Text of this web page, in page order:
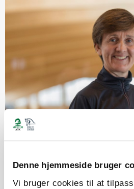
Denne hjemmeside bruger
Vi bruger cookies til at